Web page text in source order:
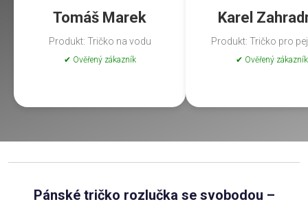
Tomáš Marek
Produkt: Tričko na vodu
✔ Ověřený zákazník
Karel
Produkt: Tričko pro
✔ Ověřený zákazník
Pánské tričko rozlučka se svobodou –